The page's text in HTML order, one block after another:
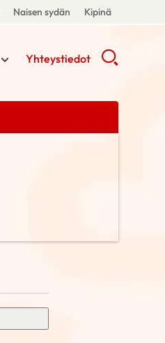
Naisen sydän Kipinä
Yhteystiedot